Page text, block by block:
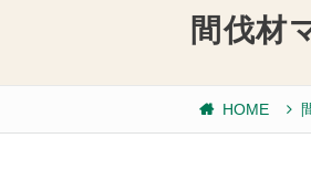
間伐材
HOME